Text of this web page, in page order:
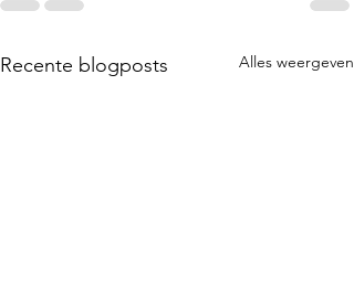
Recente blogposts Alles weergeven